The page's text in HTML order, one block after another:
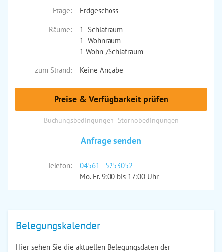
Etage:
Erdgeschoss
Räume:
1 Schlafraum
1 Wohnraum
1 Wohn-/Schlafraum
zum Strand:
Keine Angabe
Preise & Verfügbarkeit prüfen
Buchungsbedingungen Stornobedingungen
Anfrage senden
Telefon:
04561 - 5253052
Mo.-Fr. 9:00 bis 17:00 Uhr
Belegungskalender
Hier sehen Sie die aktuellen Belegungsdaten der